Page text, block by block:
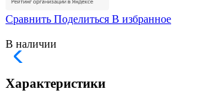
Сравнить Поделиться В избранное
В наличии
Характеристики